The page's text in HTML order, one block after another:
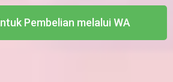
Pembelian melalui WA